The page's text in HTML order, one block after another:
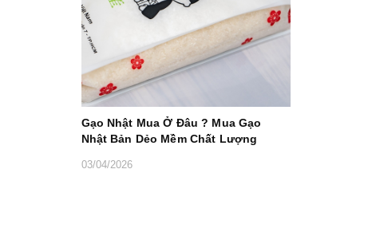
Gạo Nhật Mua Ở Đâu ? Mua Gạo
Nhật Bản Dẻo Mềm Chất Lượng
03/04/2026